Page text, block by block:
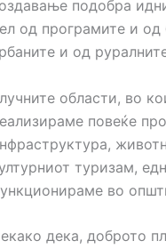
подобра
од програмите и од
и од
области, во
повеќе
туризам,
во
дека, доброто